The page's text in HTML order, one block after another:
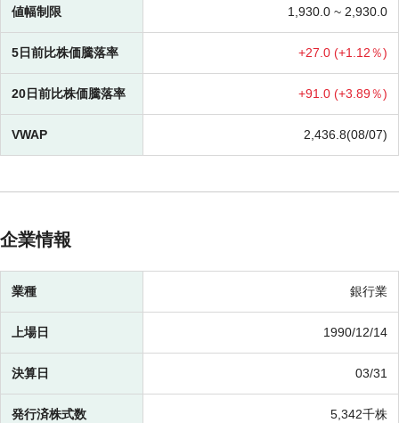
値幅制限 1,930.0 ~ 2,930.0
5日前比株価騰落率 +27.0 (+1.12％)
20日前比株価騰落率 +91.0 (+3.89％)
VWAP 2,436.8(08/07)
企業情報
業種 銀行業
上場日 1990/12/14
決算日 03/31
発行済株式数 5,342千株